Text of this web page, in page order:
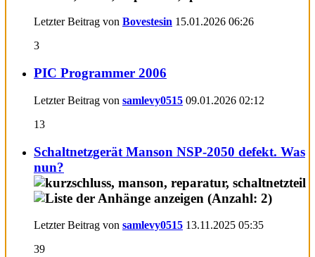
Letzter Beitrag von Bovestesin 15.01.2026 06:26
3
PIC Programmer 2006
Letzter Beitrag von samlevy0515 09.01.2026 02:12
13
Schaltnetzgerät Manson NSP-2050 defekt. Was
nun?
Letzter Beitrag von samlevy0515 13.11.2025 05:35
39